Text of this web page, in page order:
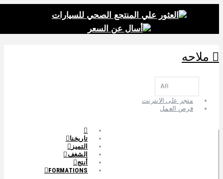
العثور علي المنتجع الصحي للسيارات
أسال عن السعر
ملاحه
AR
متجر على الانترنت
فرص العمل
تاريخنا
التميز
الشغف
أنتج
FORMATIONS